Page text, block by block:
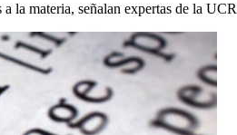
la materia, señalan expertas de la UCR